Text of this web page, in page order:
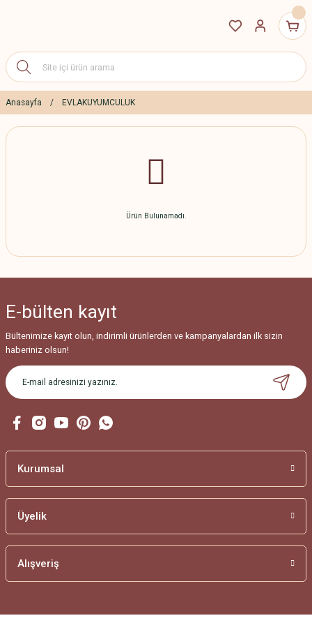
Anasayfa EVLAKUYUMCULUK
Ürün Bulunamadı.
E-bülten kayıt
Bültenimize kayıt olun, indirimli ürünlerden ve kampanyalardan ilk sizin
haberiniz olsun!
Kurumsal
Üyelik
Alışveriş